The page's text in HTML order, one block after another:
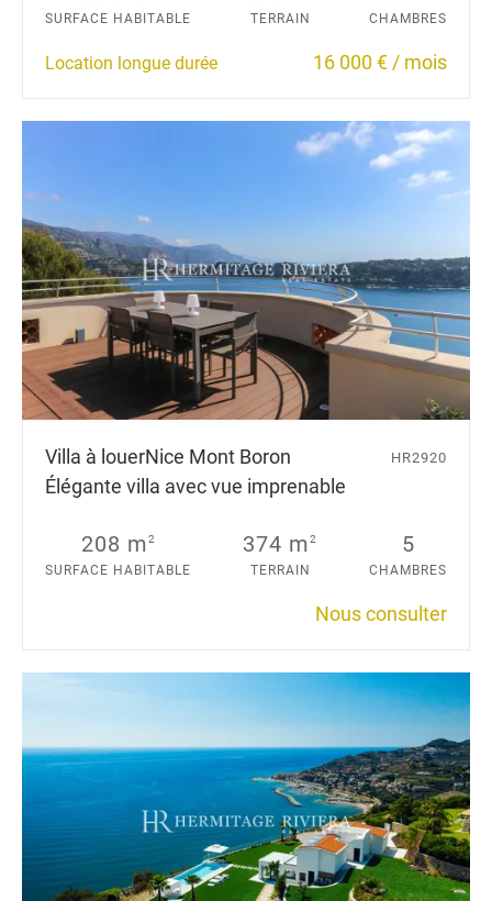
SURFACE HABITABLE TERRAIN CHAMBRES
Location longue durée 16 000 € / mois
Villa à louerNice Mont Boron
Élégante villa avec vue imprenable
HR2920
208 m2
SURFACE HABITABLE
374 m2
TERRAIN
5
CHAMBRES
Nous consulter